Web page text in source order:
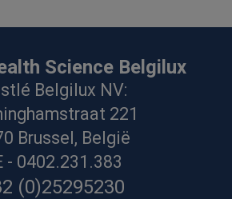
Science Belgilux
Belgilux NV:
221
Brussel, België
- 0402.231.383
(0)25295230